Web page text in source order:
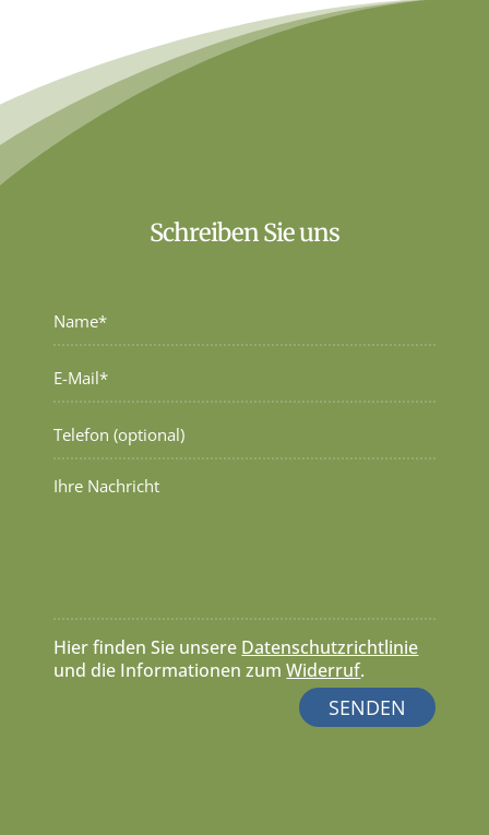
Schreiben Sie uns
Hier finden Sie unsere Datenschutzrichtlinie
und die Informationen zumWiderruf.